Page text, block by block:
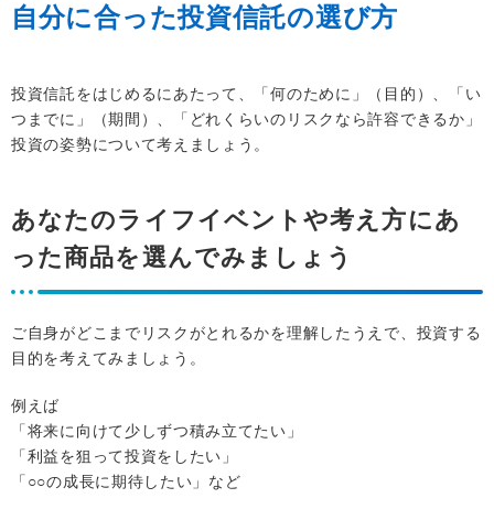
自分に合った投資信託の選び方
投資信託をはじめるにあたって、「何のために」（目的）、「い
つまでに」（期間）、「どれくらいのリスクなら許容できるか」
投資の姿勢について考えましょう。
あなたのライフイベントや考え方にあ
った商品を選んでみましょう
ご自身がどこまでリスクがとれるかを理解したうえで、投資する
目的を考えてみましょう。
例えば
「将来に向けて少しずつ積み立てたい」
「利益を狙って投資をしたい」
「○○の成長に期待したい」など